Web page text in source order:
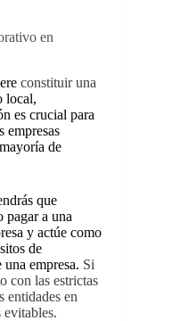
en
constituir una
local,
es crucial para
empresas
mayoría de
que
pagar a una
y actúe como
de
empresa. Si
con las estrictas
entidades en